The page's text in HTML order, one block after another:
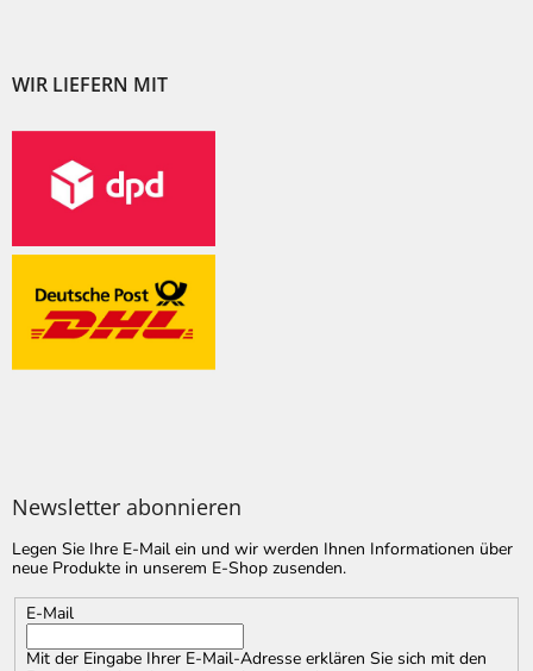
WIR LIEFERN MIT
Newsletter abonnieren
Legen Sie Ihre E-Mail ein und wir werden Ihnen Informationen über
neue Produkte in unserem E-Shop zusenden.
E-Mail
Mit der Eingabe Ihrer E-Mail-Adresse erklären Sie sich mit den